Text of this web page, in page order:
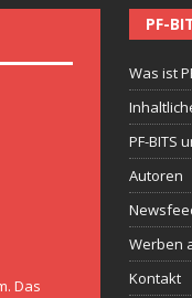
Das
PF-
Was ist
PF-BITS
Autoren
Werben
Kontakt